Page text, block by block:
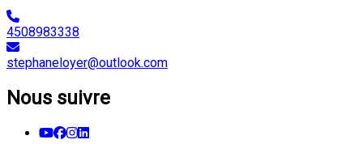
4508983338
stephaneloyer@outlook.com
Nous suivre